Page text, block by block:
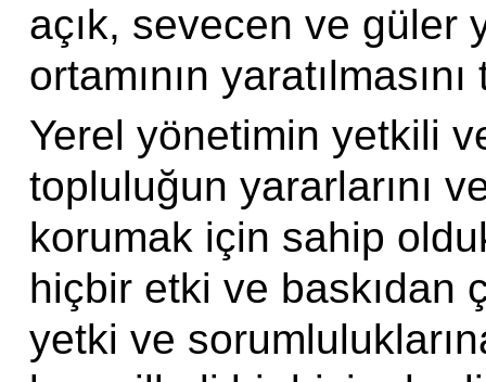
açık, sevecen ve güler
ortamının
Yerel yönetimin yetkili
topluluğun yararlarını
korumak için sahip
hiçbir etki ve baskıdan
yetki ve